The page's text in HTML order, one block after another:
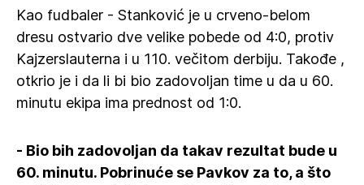
Kao fudbaler - Stanković je u crveno-belom
dresu ostvario dve velike pobede od 4:0, protiv
Kajzerslauterna i u 110. večitom derbiju. Takođe ,
otkrio je i da li bi bio zadovoljan time u da u 60.
minutu ekipa ima prednost od 1:0.
- Bio bih zadovoljan da takav rezultat bude u
60. minutu. Pobrinuće se Pavkov za to, a što